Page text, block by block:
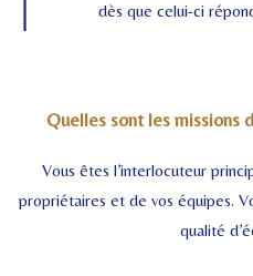
dès que celui-ci
Quelles sont les missions
Vous êtes l’interlocuteur
propriétaires et de vos équipes.
qualité